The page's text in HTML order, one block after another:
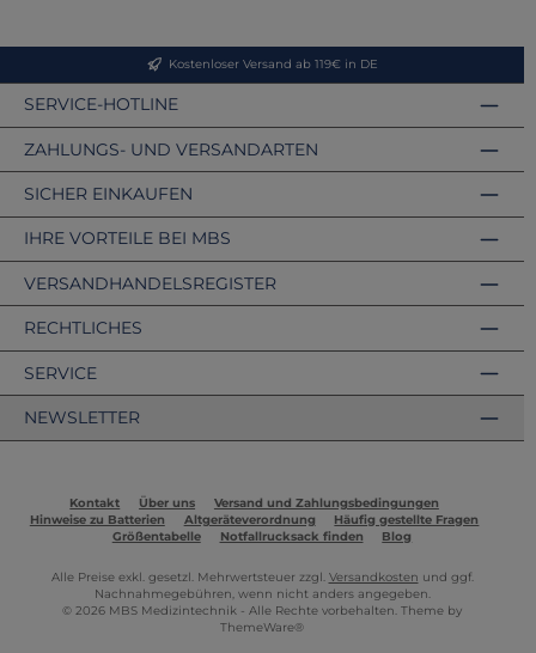
Kostenloser Versand ab 119€ in DE
SERVICE-HOTLINE
ZAHLUNGS- UND VERSANDARTEN
VERSANDHANDELSREGISTER
SICHER EINKAUFEN
IHRE VORTEILE BEI MBS
RECHTLICHES
SERVICE
NEWSLETTER
Kontakt Über uns
Versand und Zahlungsbedingungen
Hinweise zu Batterien
Altgeräteverordnung
Häufig gestellte Fragen
Größentabelle
Notfallrucksack finden Blog
Alle Preise exkl. gesetzl. Mehrwertsteuer zzgl. Versandkosten und ggf.
Nachnahmegebühren, wenn nicht anders angegeben.
© 2026 MBS Medizintechnik - Alle Rechte vorbehalten. Theme by
ThemeWare®